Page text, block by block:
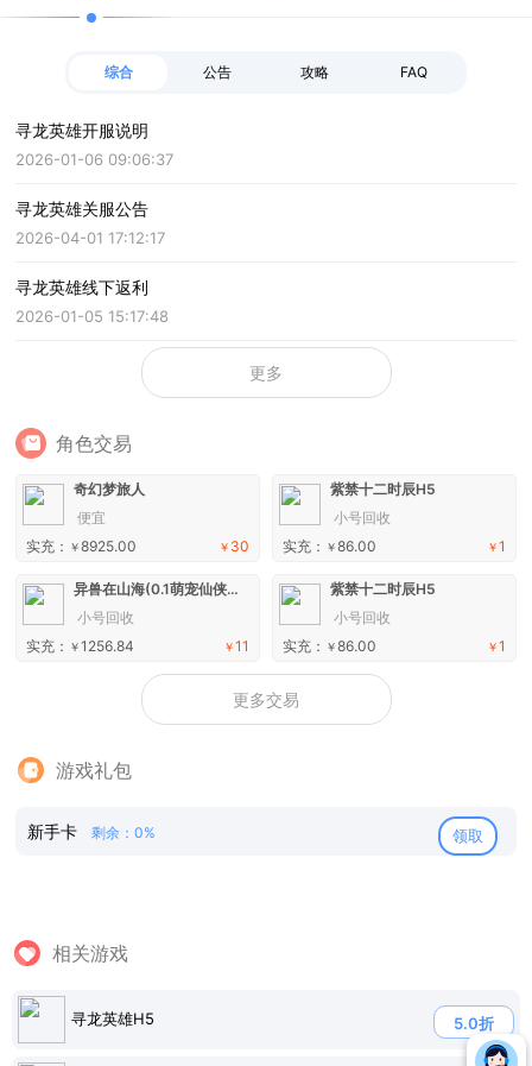
综合 公告 攻略 FAQ
寻龙英雄开服说明
2026-01-06 09:06:37
寻龙英雄关服公告
2026-04-01 17:12:17
寻龙英雄线下返利
2026-01-05 15:17:48
更多
角色交易
奇幻梦旅人
便宜
￥ 30
实充： ￥8925.00
紫禁十二时辰H5
小号回收
￥1
实充： ￥86.00
异兽在山海(0.1萌宠仙侠高爆版)H5
小号回收
￥11
实充： ￥1256.84
紫禁十二时辰H5
小号回收
￥1
实充： ￥86.00
更多交易
游戏礼包
新手卡 剩余：0% 领取
相关游戏
寻龙英雄H5 5.0折